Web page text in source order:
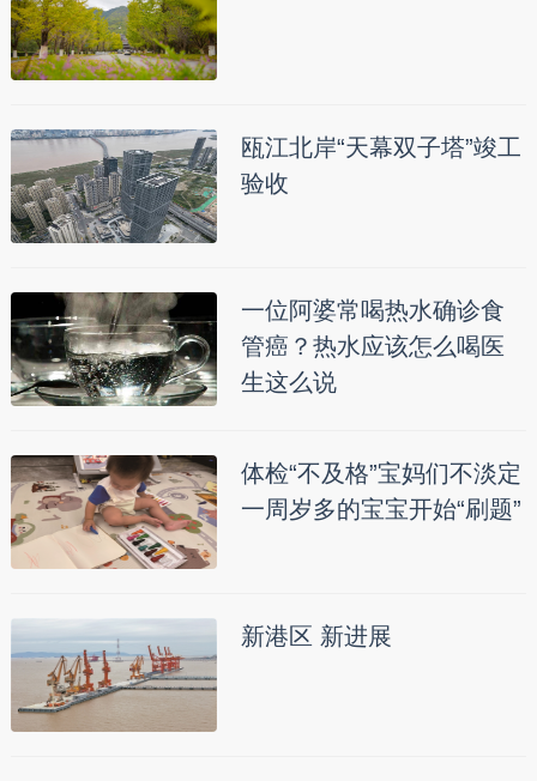
瓯江北岸“天幕双子塔”竣工
验收
一位阿婆常喝热水确诊食
管癌？热水应该怎么喝医
生这么说
体检“不及格”宝妈们不淡定
一周岁多的宝宝开始“刷题”
新港区 新进展